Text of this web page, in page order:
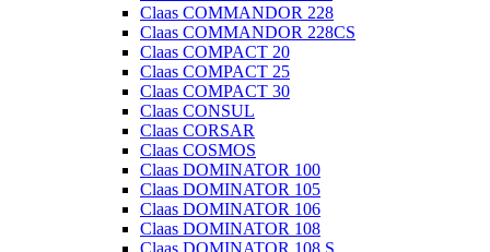
Claas COMMANDOR 228
Claas COMMANDOR 228CS
Claas COMPACT 20
Claas COMPACT 25
Claas COMPACT 30
Claas CONSUL
Claas CORSAR
Claas COSMOS
Claas DOMINATOR 100
Claas DOMINATOR 105
Claas DOMINATOR 106
Claas DOMINATOR 108
Claas DOMINATOR 108 S